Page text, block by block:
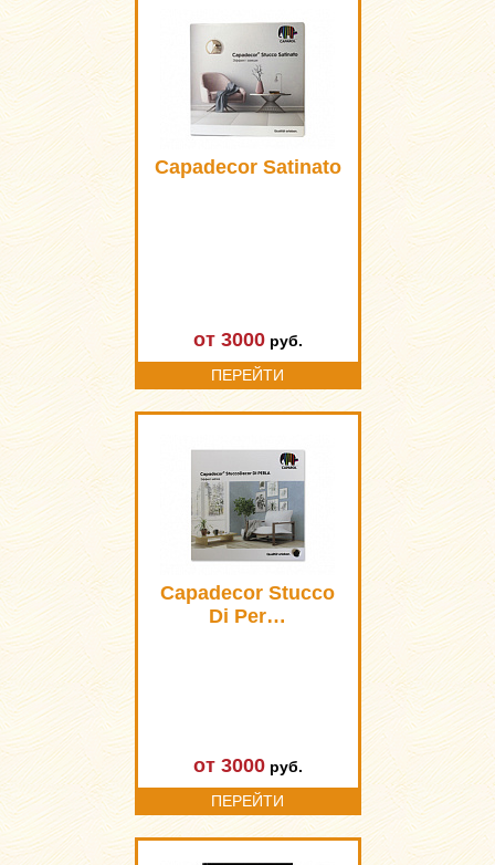
Capadecor Satinato
от 3000руб.
ПЕРЕЙТИ
Capadecor Stucco
Di Per…
от 3000руб.
ПЕРЕЙТИ